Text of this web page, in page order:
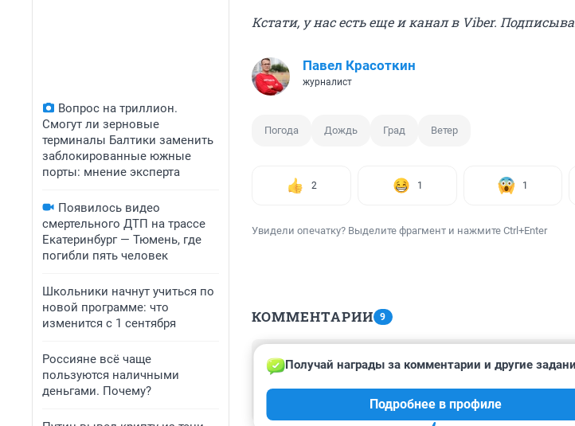
Вопрос на триллион.
Смогут ли зерновые
терминалы Балтики заменить
заблокированные южные
порты: мнение эксперта
Появилось видео
смертельного ДТП на трассе
Екатеринбург — Тюмень, где
погибли пять человек
Школьники начнут учиться по
новой программе: что
изменится с 1 сентября
Россияне всё чаще
пользуются наличными
деньгами. Почему?
Кстати, у нас есть еще и канал в Viber.
Павел Красоткин
журналист
Погода Дождь Град Ветер
2 1 1
Увидели опечатку? Выделите фрагмент и нажмите Ctrl+Enter
КОММЕНТАРИИ 9
20 июня 2024, 15:16
Тюменская область большая! Так можно и про всю
и дождь. Позорище , а не прогноз,!
Получай награды за комментарии и другие
Подробнее в профиле